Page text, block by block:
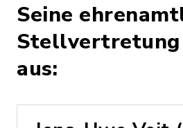
Seine
aus: